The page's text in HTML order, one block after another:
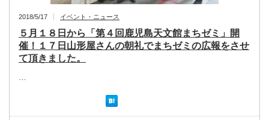
2018/5/17 イベント・ニュース
５月１８日から「第４回鹿児島天文館まちゼミ」開
催！１７日山形屋さんの朝礼でまちゼミの広報をさせ
て頂きました。
…